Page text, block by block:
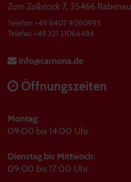
Zum Zollstock 7, 35466 Rabenau
Telefon: +49 6407 9060995
Telefax: +49 321 21066484
info@carnona.de
Öffnungszeiten
Montag:
09:00 bis 14:00 Uhr
Dienstag bis Mittwoch:
09:00 bis 17:00 Uhr